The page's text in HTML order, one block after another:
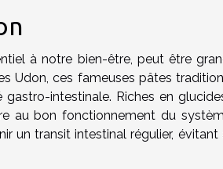
à notre bien-être, peut être
Udon, ces fameuses pâtes
intestinale. Riches en
au bon fonctionnement du
un transit intestinal régulier, évitant